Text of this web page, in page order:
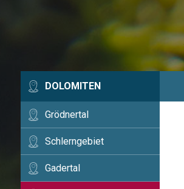
DOLOMITEN
Grödnertal
Schlerngebiet
Gadertal